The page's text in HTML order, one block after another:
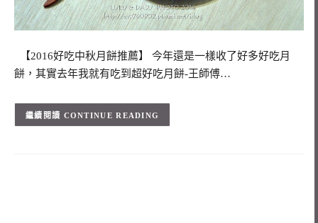
【2016好吃中秋月餅推薦】 今年還是一樣收了好多好吃月
餅，其實去年我就有吃到超好吃月餅-王師傅…
CONTINUE READING